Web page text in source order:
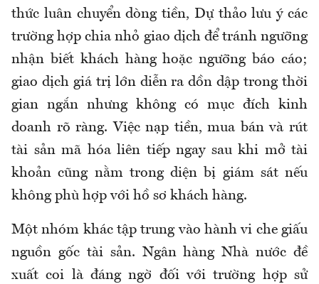
thức luân chuyển dòng tiền, Dự thảo lưu ý các
trường hợp chia nhỏ giao dịch để tránh ngưỡng
nhận biết khách hàng hoặc ngưỡng báo cáo;
giao dịch giá trị lớn diễn ra dồn dập trong thời
gian ngắn nhưng không có mục đích kinh
doanh rõ ràng. Việc nạp tiền, mua bán và rút
tài sản mã hóa liên tiếp ngay sau khi mở tài
khoản cũng nằm trong diện bị giám sát nếu
không phù hợp với hồ sơ khách hàng.
Một nhóm khác tập trung vào hành vi che giấu
nguồn gốc tài sản. Ngân hàng Nhà nước đề
xuất coi là đáng ngờ đối với trường hợp sử